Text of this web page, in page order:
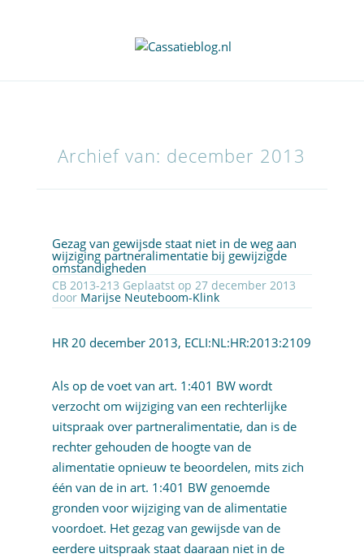
Archief van: december 2013
Gezag van gewijsde staat niet in de weg aan
wijziging partneralimentatie bij gewijzigde
omstandigheden
CB 2013-213 Geplaatst op 27 december 2013
door Marijse Neuteboom-Klink
HR 20 december 2013, ECLI:NL:HR:2013:2109
Als op de voet van art. 1:401 BWwordt
verzocht om wijziging van een rechterlijke
uitspraak over partneralimentatie, dan is de
rechter gehouden de hoogte van de
alimentatie opnieuw te beoordelen, mits zich
één van de in art. 1:401 BW genoemde
gronden voor wijziging van de alimentatie
voordoet. Het gezag van gewijsde van de
eerdere uitspraak staat daaraan niet in de